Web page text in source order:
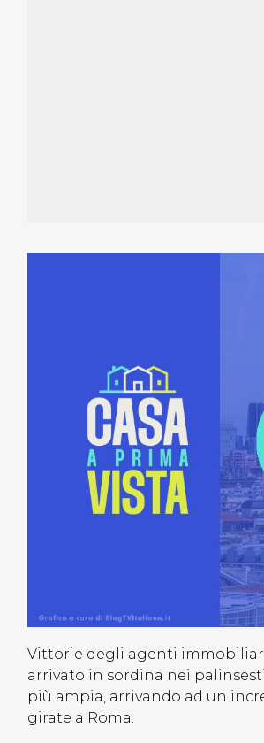
Vittorie degli agenti immobiliari
arrivato in sordina nei
più ampia, arrivando ad un
girate a Roma.